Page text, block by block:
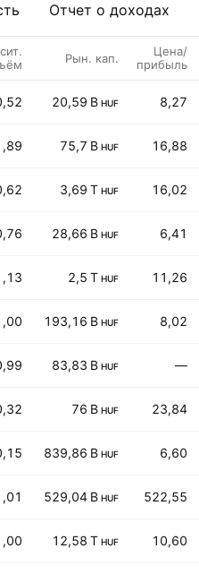
Отчет о доходах
Рын. кап.
Цена/
прибыль
20,59 B HUF 8,27
75,7 B HUF 16,88
3,69 T HUF 16,02
28,66 B HUF 6,41
2,5 T HUF 11,26
193,16 B HUF 8,02
83,83 B HUF —
76 B HUF 23,84
839,86 B HUF 6,60
529,04 B HUF 522,55
12,58 T HUF 10,60